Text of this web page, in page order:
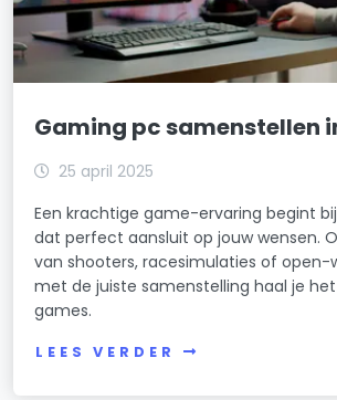
Gaming pc samenstellen
25 april 2025
Een krachtige game-ervaring begint
dat perfect aansluit op jouw wensen.
van shooters, racesimulaties of open-
met de juiste samenstelling haal je
games.
LEES VERDER